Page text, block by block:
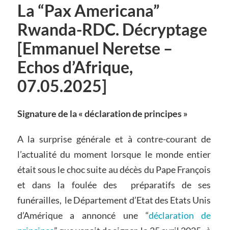
La “Pax Americana”
Rwanda-RDC. Décryptage
[Emmanuel Neretse –
Echos d’Afrique,
07.05.2025]
Signature de la « déclaration de principes »
A la surprise générale et à contre-courant de
l’actualité du moment lorsque le monde entier
était sous le choc suite au décès du Pape François
et dans la foulée des préparatifs de ses
funérailles, le Département d’Etat des Etats Unis
d’Amérique a annoncé une “déclaration de